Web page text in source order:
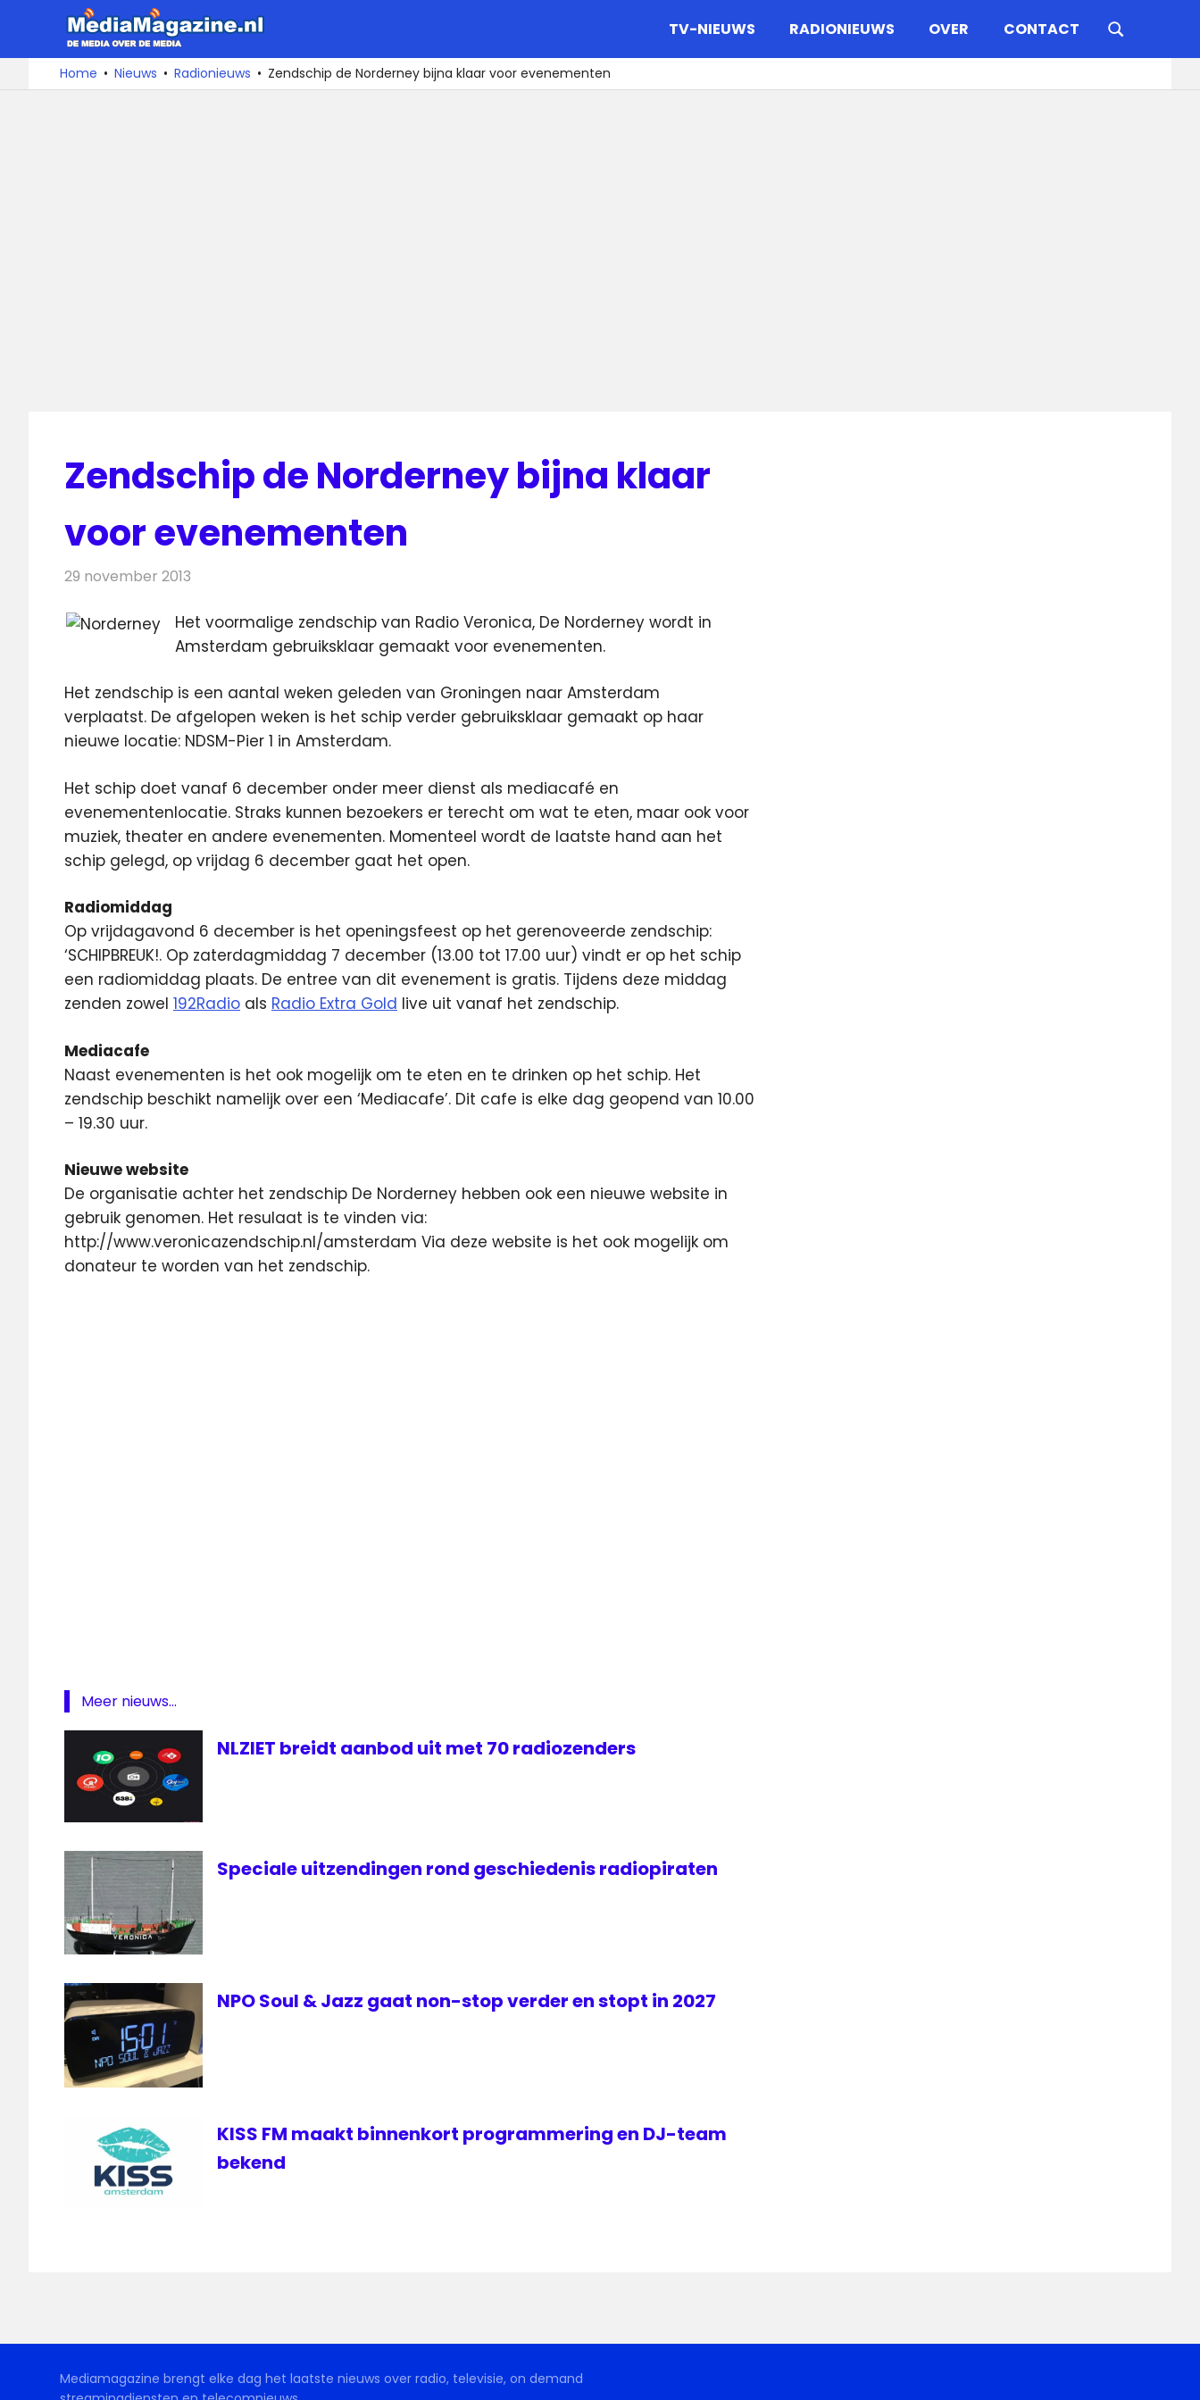
naar
De
media
over
TV-NIEUWS RADIONIEUWS OVER CONTACT
Home Nieuws Radionieuws Zendschip de Norderney bijna klaar voor evenementen
Zendschip de Norderney bijna klaar
voor evenementen
29 november 2013
Het voormalige zendschip van Radio Veronica, De Norderney wordt in
Amsterdam gebruiksklaar gemaakt voor evenementen.
Het zendschip is een aantal weken geleden van Groningen naar Amsterdam
verplaatst. De afgelopen weken is het schip verder gebruiksklaar gemaakt op haar
nieuwe locatie: NDSM-Pier 1 in Amsterdam.
Het schip doet vanaf 6 december onder meer dienst als mediacafé en
evenementenlocatie. Straks kunnen bezoekers er terecht om wat te eten, maar ook voor
muziek, theater en andere evenementen. Momenteel wordt de laatste hand aan het
schip gelegd, op vrijdag 6 december gaat het open.
Radiomiddag
Op vrijdagavond 6 december is het openingsfeest op het gerenoveerde zendschip:
‘SCHIPBREUK!. Op zaterdagmiddag 7 december (13.00 tot 17.00 uur) vindt er op het schip
een radiomiddag plaats. De entree van dit evenement is gratis. Tijdens deze middag
zenden zowel 192Radio als Radio Extra Gold live uit vanaf het zendschip.
Mediacafe
Naast evenementen is het ook mogelijk om te eten en te drinken op het schip. Het
zendschip beschikt namelijk over een ‘Mediacafe’. Dit cafe is elke dag geopend van 10.00
– 19.30 uur.
Nieuwe website
De organisatie achter het zendschip De Norderney hebben ook een nieuwe website in
gebruik genomen. Het resulaat is te vinden via:
http://www.veronicazendschip.nl/amsterdam Via deze website is het ook mogelijk om
donateur te worden van het zendschip.
Meer nieuws...
NLZIET breidt aanbod uit met 70 radiozenders
Speciale uitzendingen rond geschiedenis radiopiraten
NPO Soul & Jazz gaat non-stop verder en stopt in 2027
KISS FM maakt binnenkort programmering en DJ-team
bekend
Mediamagazine brengt elke dag het laatste nieuws over radio, televisie, on demand